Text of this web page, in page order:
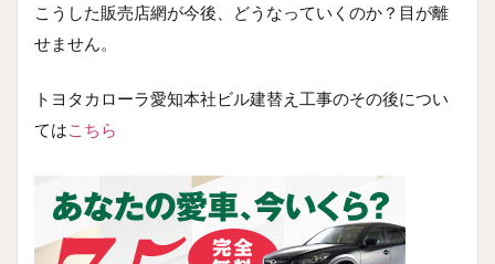
こうした販売店網が今後、どうなっていくのか？目が離
せません。
トヨタカローラ愛知本社ビル建替え工事のその後につい
てはこちら